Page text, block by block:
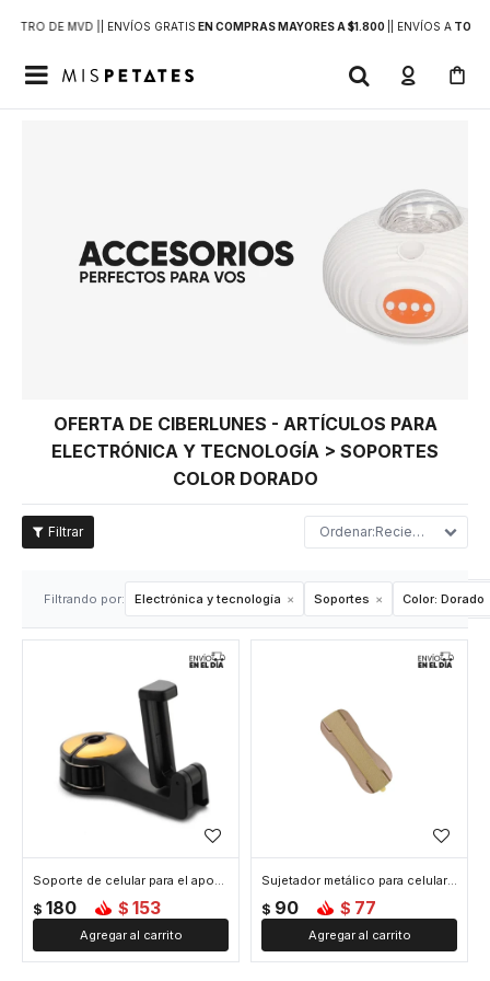
DE MVD | | ENVÍOS GRATIS EN COMPRAS MAYORES A $1.800 | ENVÍOS ATODO

OFERTA DE CIBERLUNES - ARTÍCULOS PARA
ELECTRÓNICA Y TECNOLOGÍA > SOPORTES
COLOR DORADO
Recientes
Filtrando por: Electrónica y tecnología Soportes Color: Dorado
Soporte de celular para el apoya cabeza del auto - Dorado
$ 180 $ 153
Sujetador metálico para celular - Dorado
$ 90 $ 77